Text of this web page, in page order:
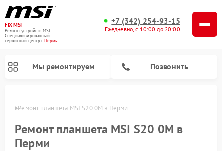
FIX-MSI
Ремонт устройств MSI
Специализированный
cервисный центр г.Пермь
+7 (342) 254-93-15
Ежедневно, с 10:00 до 20:00
Мы ремонтируем Позвонить
Ремонт планшета MSI S20 0M в Перми
Ремонт планшета MSI S20 0M в
Перми